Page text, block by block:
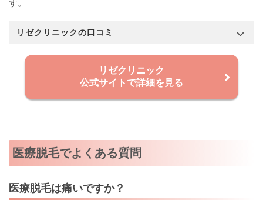
す。
リゼクリニックの口コミ
リゼクリニック
公式サイトで詳細を見る
医療脱毛でよくある質問
医療脱毛は痛いですか？